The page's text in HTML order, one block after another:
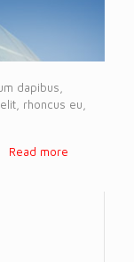
dapibus,
rhoncus eu,
Read more